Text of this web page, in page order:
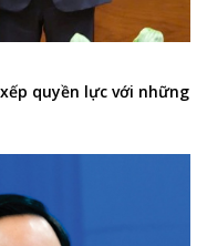
quyền lực với những